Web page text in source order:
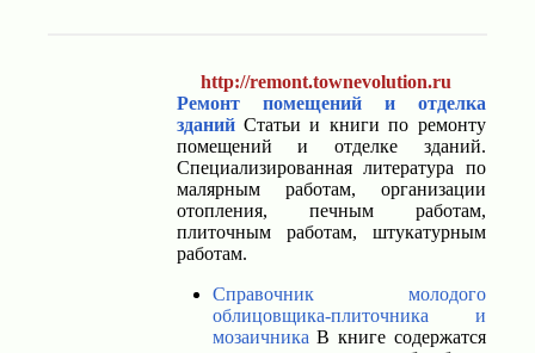
http://remont.townevolution.ru
Ремонт помещений и отделка
зданийСтатьи и книги по ремонту
помещений и отделке зданий.
Специализированная литература по
малярным работам, организации
отопления, печным работам,
плиточным работам, штукатурным
работам.
Справочник молодого
облицовщика-плиточника и
мозаичника В книге содержатся